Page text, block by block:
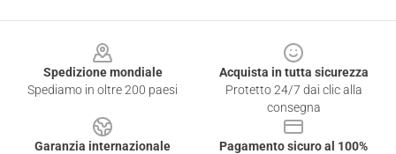
Spedizione mondiale
Spediamo in oltre 200 paesi
Acquista in tutta sicurezza
Protetto 24/7 dai clic alla
consegna
Garanzia internazionale
Pagamento sicuro al 100%